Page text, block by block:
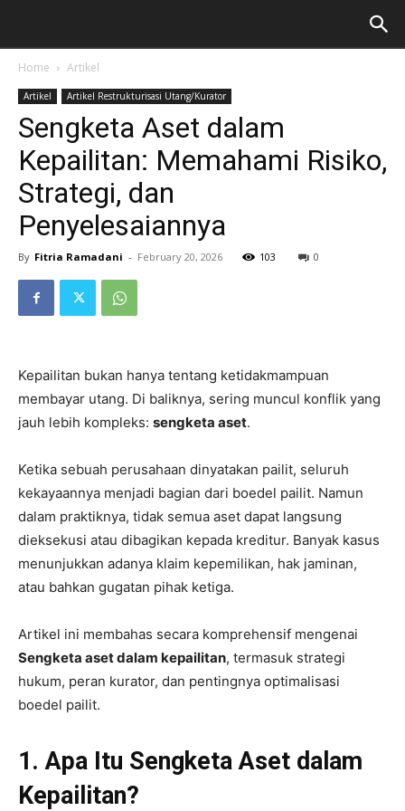
Home Artikel
Artikel Artikel Restrukturisasi Utang/Kurator
Sengketa Aset dalam
Kepailitan: Memahami Risiko,
Strategi, dan
Penyelesaiannya
By Fitria Ramadani - February 20, 2026 103 0
Kepailitan bukan hanya tentang ketidakmampuan
membayar utang. Di baliknya, sering muncul konflik yang
jauh lebih kompleks: sengketa aset.
Ketika sebuah perusahaan dinyatakan pailit, seluruh
kekayaannya menjadi bagian dari boedel pailit. Namun
dalam praktiknya, tidak semua aset dapat langsung
dieksekusi atau dibagikan kepada kreditur. Banyak kasus
menunjukkan adanya klaim kepemilikan, hak jaminan,
atau bahkan gugatan pihak ketiga.
Artikel ini membahas secara komprehensif mengenai
Sengketa aset dalam kepailitan, termasuk strategi
hukum, peran kurator, dan pentingnya optimalisasi
boedel pailit.
1. Apa Itu Sengketa Aset dalam
Kepailitan?